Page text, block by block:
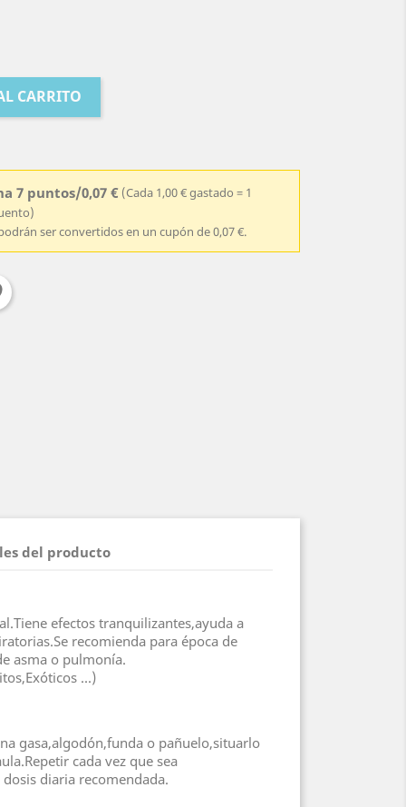
CARRITO
7 puntos/0,07 € (Cada 1,00 € gastado = 1
ser convertidos en un cupón de 0,07 €.
del producto
efectos tranquilizantes,ayuda a
recomienda para época de
asma o pulmonía.
...)
gasa,algodón,funda o pañuelo,situarlo
cada vez que sea
diaria recomendada.